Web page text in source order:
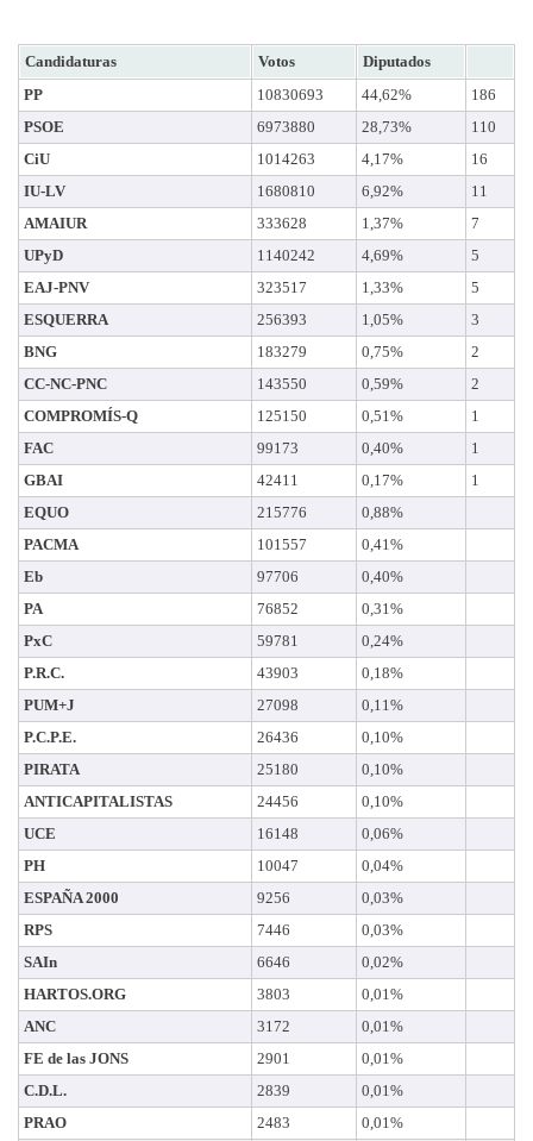
Candidaturas Votos
Diputados
PP
10830693 44,62%
186
PSOE
6973880 28,73%
110
CiU
1014263 4,17%
16
IU-LV
1680810 6,92%
11
AMAIUR
333628 1,37%
7
UPyD
1140242 4,69%
5
EAJ-PNV
323517 1,33%
5
ESQUERRA
256393 1,05%
3
BNG
183279 0,75%
2
CC-NC-PNC
143550 0,59%
2
COMPROMÍS-Q
125150 0,51%
1
FAC
99173 0,40%
1
GBAI
42411 0,17%
1
EQUO
215776
0,88%
PACMA
101557
0,41%
Eb
97706
0,40%
PA
76852
0,31%
PxC
59781
0,24%
P.R.C.
43903
0,18%
PUM+J
27098
0,11%
P.C.P.E.
26436
0,10%
PIRATA
25180
0,10%
ANTICAPITALISTAS
24456
0,10%
UCE
16148
0,06%
PH
10047
0,04%
ESPAÑA 2000
9256
0,03%
RPS
7446
0,03%
SAIn
6646
0,02%
HARTOS.ORG
3803
0,01%
ANC
3172
0,01%
FE de las JONS
2901
0,01%
C.D.L.
2839
0,01%
PRAO
2483 0,01%